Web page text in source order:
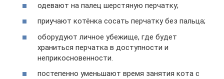
одевают на палец шерстяную перчатку;
приучают котёнка сосать перчатку без пальца;
оборудуют личное убежище, где будет
храниться перчатка в доступности и
неприкосновенности.
постепенно уменьшают время занятия кота с